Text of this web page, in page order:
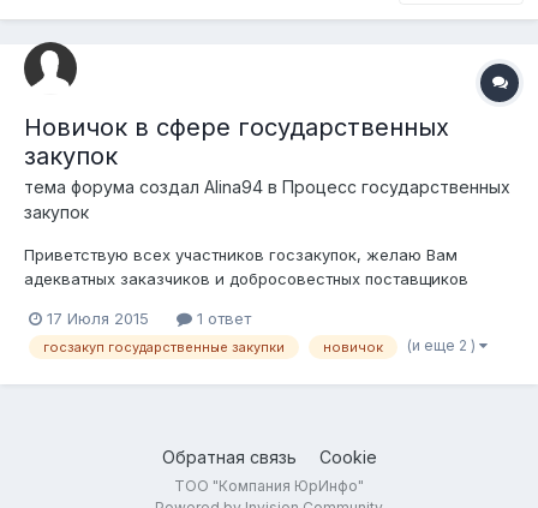
Новичок в сфере государственных
закупок
тема форума создал Alina94 в Процесс государственных
закупок
Приветствую всех участников госзакупок, желаю Вам
адекватных заказчиков и добросовестных поставщиков
упрощёнке для участия в госзакупках (ценовки на сумму до
100-200 тыс каждый лот), но пока так сказать прощупываю
17 Июля 2015 1 ответ
госзакуп государственные закупки новичок (и еще 2 )
Обратная связь Cookie
ТОО "Компания ЮрИнфо"